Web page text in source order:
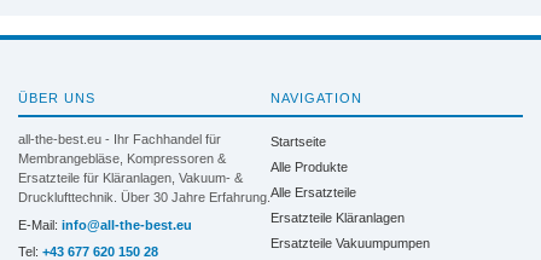
ÜBER UNS
all-the-best.eu - Ihr Fachhandel für
Membrangebläse, Kompressoren &
Ersatzteile für Kläranlagen, Vakuum- &
Drucklufttechnik. Über 30 Jahre Erfahrung.
E-Mail: info@all-the-best.eu
Tel: +43 677 620 150 28
NAVIGATION
Startseite
Alle Produkte
Alle Ersatzteile
Ersatzteile Kläranlagen
Ersatzteile Vakuumpumpen